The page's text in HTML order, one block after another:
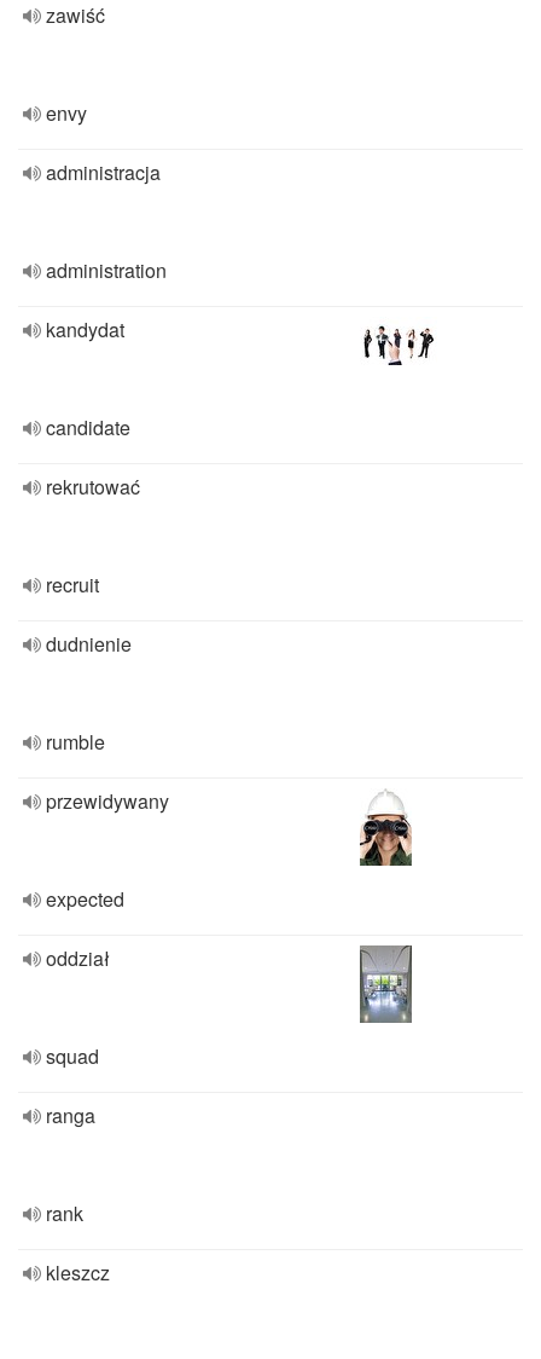
zawiść
envy
administracja
administration
kandydat
candidate
rekrutować
recruit
dudnienie
rumble
przewidywany
expected
oddział
squad
ranga
rank
kleszcz